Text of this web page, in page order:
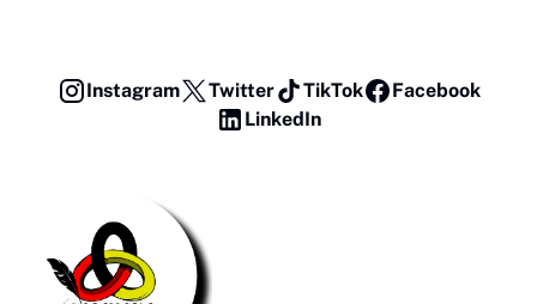
Instagram Twitter TikTok
Facebook
LinkedIn